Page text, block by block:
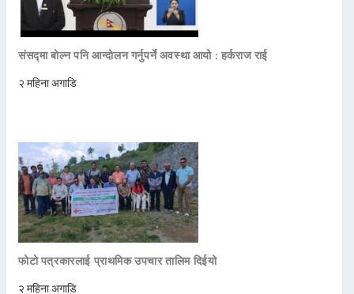
संसद्मा बोल्न पनि आन्दोलन गर्नुपर्ने अवस्था आयो : हर्कराज राई
२ महिना अगाडि
फोटो पत्रकारलाई प्राथमिक उपचार तालिम दिईयो
२ महिना अगाडि